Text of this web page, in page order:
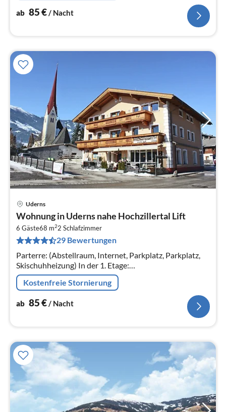
ab 85€/ Nacht
Uderns
Wohnung in Uderns nahe Hochzillertal Lift
6 Gäste68 m22 Schlafzimmer
29 Bewertungen
Parterre: (Abstellraum, Internet, Parkplatz, Parkplatz,
Skischuhheizung) In der 1. Etage:
(Wohnküche(Doppelschlafcouch, TV, Kochherd(4
Kochplatten, Ceranfeld)
Kostenfreie Stornierung
ab 85€/ Nacht